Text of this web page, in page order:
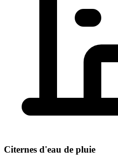
Citernes d'eau de pluie